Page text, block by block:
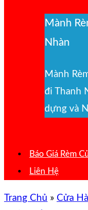
Mành
Nhàn
Mành
đi Thanh
dựng và
Báo Giá Rèm
Liên Hệ
Trang Chủ » Cửa